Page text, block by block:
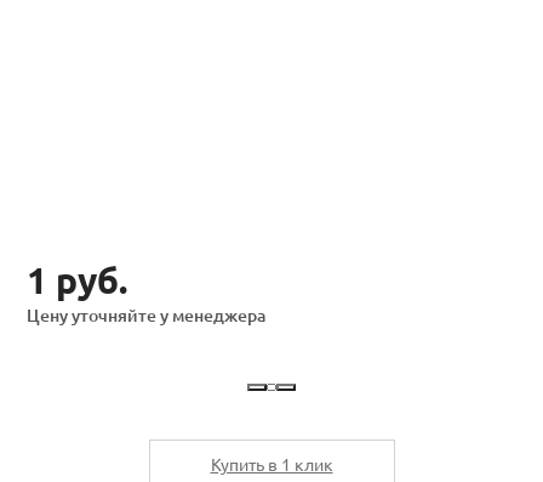
1 руб.
Цену уточняйте у менеджера
Купить в 1 клик